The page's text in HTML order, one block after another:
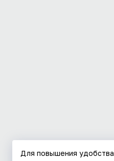
Для повышения